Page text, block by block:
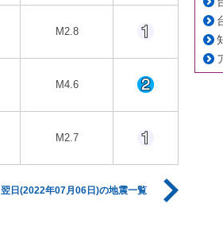
M2.8
M4.6
M2.7
翌日(2022年07月06日)の地震一覧